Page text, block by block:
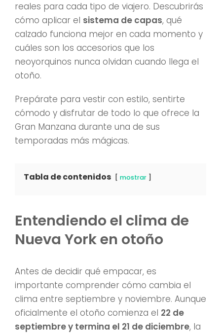
reales para cada tipo de viajero. Descubrirás
cómo aplicar el sistema de capas, qué
calzado funciona mejor en cada momento y
cuáles son los accesorios que los
neoyorquinos nunca olvidan cuando llega el
otoño.
Prepárate para vestir con estilo, sentirte
cómodo y disfrutar de todo lo que ofrece la
Gran Manzana durante una de sus
temporadas más mágicas.
Tabla de contenidos mostrar
Entendiendo el clima de
Nueva York en otoño
Antes de decidir qué empacar, es
importante comprender cómo cambia el
clima entre septiembre y noviembre. Aunque
oficialmente el otoño comienza el 22 de
septiembre y termina el 21 de diciembre, la